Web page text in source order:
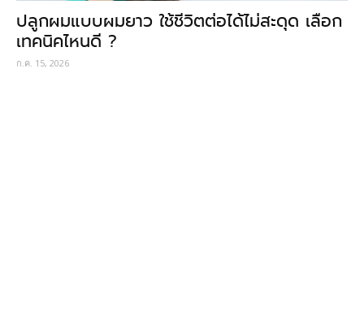
ปลูกผมแบบผมยาว ใช้ชีวิตต่อได้ไม่สะดุด เลือก
เทคนิคไหนดี ?
ก.ค. 15, 2026